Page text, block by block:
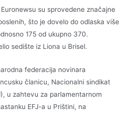
su sprovedene značajne
što je dovelo do odlaska više
175 od ukupno 370.
sedište iz Liona u Brisel.
federacija novinara
članicu, Nacionalni sindikat
u zahtevu za parlamentarnom
EFJ-a u Prištini, na